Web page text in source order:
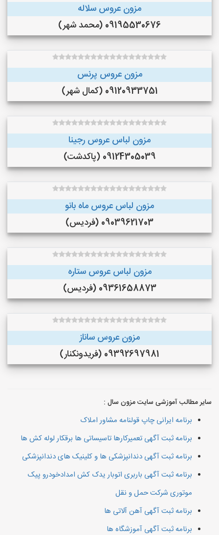
مزون عروس سلاله
09195530676 (محمد شهر)
مزون عروس پرنس
09120933751 (کمال شهر)
مزون لباس عروس رجینا
09124305039 (پاکدشت)
مزون لباس عروس ماه بانو
09039621703 (فردیس)
مزون لباس عروس ستاره
09361658873 (فردیس)
مزون عروس ساناز
09392697981 (فريدونكنار)
سایر مطالب آموزشی سایت مزون سال :
برنامه ایرانی چاپ قولنامه مشاور املاک
برنامه ثبت آگهی تعمیرکارها تاسیساتی ها برقکار لوله کش ها
برنامه ثبت آگهی دندانپزشکی ها و کلینیک های دندانپزشکی
برنامه ثبت آگهی باربری اتوبار یدک کش امدادخودرو پیک
موتوری شرکت حمل و نقل
برنامه ثبت آگهی آهن آلاتی ها
برنامه ثبت آگهی آموزشگاه ها